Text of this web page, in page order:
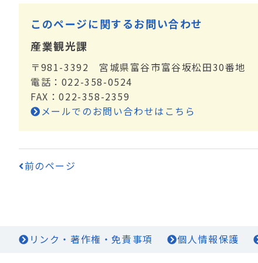
このページに関するお問い合わせ
産業観光課
〒981-3392 宮城県富谷市富谷坂松田30番地
電話：022-358-0524
FAX：022-358-2359
メールでのお問い合わせはこちら
前のページ
リンク・著作権・免責事項 個人情報保護